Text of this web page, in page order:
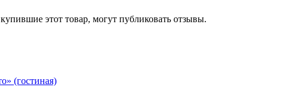
этот товар, могут публиковать отзывы.
(гостиная)